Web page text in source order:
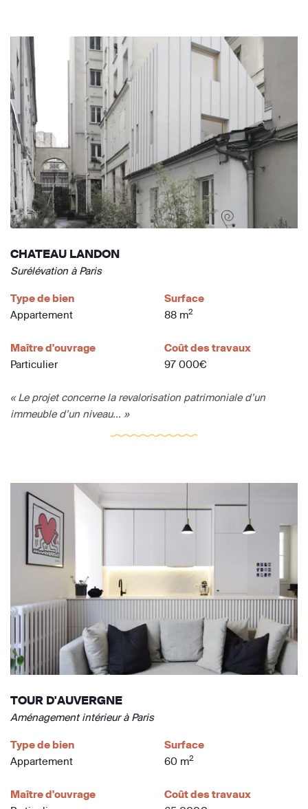
CHATEAU LANDON
Surélévation à Paris
Type de bien
Appartement
Surface
88 m2
Maître d'ouvrage
Particulier
Coût des travaux
97 000€
« Le projet concerne la revalorisation patrimoniale d’un
immeuble d’un niveau... »
TOUR D'AUVERGNE
Aménagement intérieur à Paris
Type de bien
Appartement
Surface
60 m2
Maître d'ouvrage
Coût des travaux